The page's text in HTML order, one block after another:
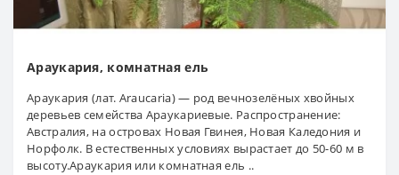
Араукария, комнатная ель
Араукария (лат. Araucaria) — род вечнозелёных хвойных
деревьев семейства Араукариевые. Распространение:
Австралия, на островах Новая Гвинея, Новая Каледония и
Норфолк. В естественных условиях вырастает до 50-60 м в
высоту.Араукария или комнатная ель ..